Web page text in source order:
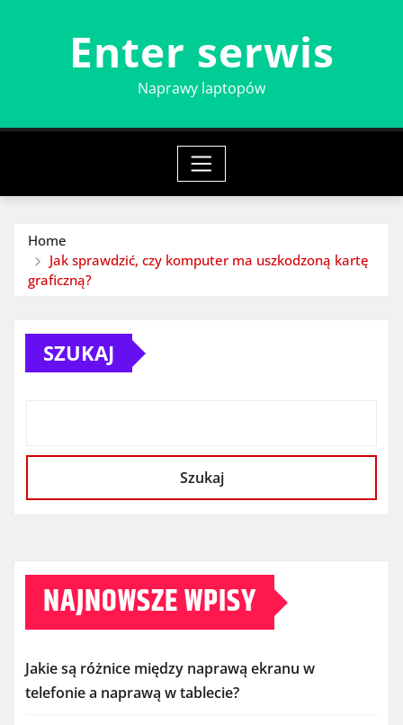
Enter serwis
Naprawy laptopów
Home
Jak sprawdzić, czy komputer ma uszkodzoną kartę
graficzną?
SZUKAJ
Szukaj
NAJNOWSZE WPISY
Jakie są różnice między naprawą ekranu w
telefonie a naprawą w tablecie?